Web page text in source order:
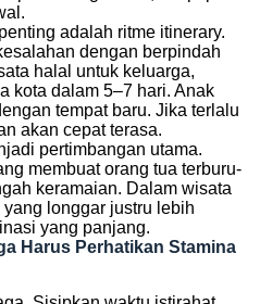
adalah ritme itinerary.
dengan berpindah
halal untuk keluarga,
kota dalam 5–7 hari. Anak
tempat baru. Jika terlalu
akan cepat terasa.
pertimbangan utama.
membuat orang tua terburu-
keramaian. Dalam wisata
longgar justru lebih
yang panjang.
Harus Perhatikan Stamina